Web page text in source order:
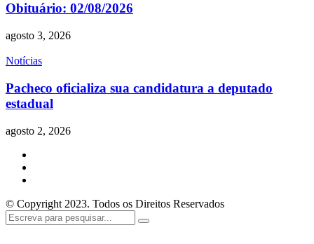
Obituário: 02/08/2026
agosto 3, 2026
Notícias
Pacheco oficializa sua candidatura a deputado
estadual
agosto 2, 2026
© Copyright 2023. Todos os Direitos Reservados